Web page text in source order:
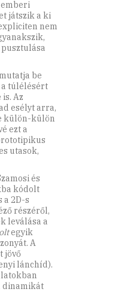
játszik a ki
nem
be
a túlélésért
Az
esélyt arra,
külön-külön
ezt a
utasok,
és
kódolt
a 2D-s
részéről,
leválása a
egyik
A
jövő
lánchíd).
dinamikát